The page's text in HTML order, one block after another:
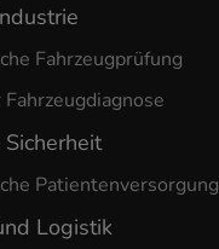
Fahrzeugprüfung
Patientenversorgung
Logistik